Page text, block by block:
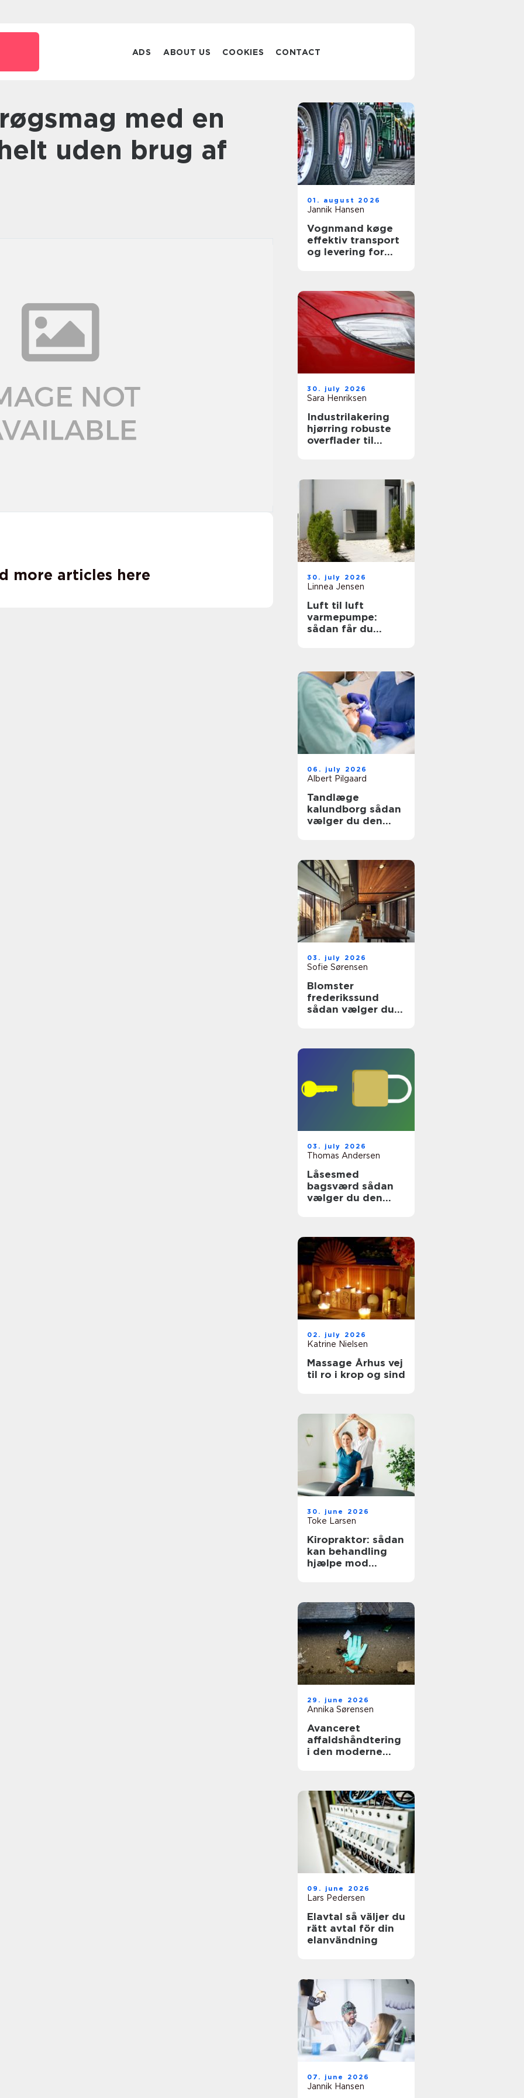
ADS ABOUT US COOKIES CONTACT
uden brug af
more articles here
01. august 2026
Jannik Hansen
Vognmand køge
effektiv transport
og levering for
30. july 2026
Sara Henriksen
Industrilakering
hjørring robuste
overflader til
30. july 2026
Linnea Jensen
Luft til luft
varmepumpe:
sådan får du
06. july 2026
Albert Pilgaard
Tandlæge
kalundborg sådan
vælger du den
03. july 2026
Sofie Sørensen
Blomster
frederikssund
sådan vælger du
03. july 2026
Thomas Andersen
Låsesmed
bagsværd sådan
vælger du den
02. july 2026
Katrine Nielsen
Massage Århus vej
til ro i krop og sind
30. june 2026
Toke Larsen
Kiropraktor: sådan
kan behandling
hjælpe mod
29. june 2026
Annika Sørensen
Avanceret
affaldshåndtering
i den moderne
09. june 2026
Lars Pedersen
Elavtal så väljer du
rätt avtal för din
elanvändning
07. june 2026
Jannik Hansen